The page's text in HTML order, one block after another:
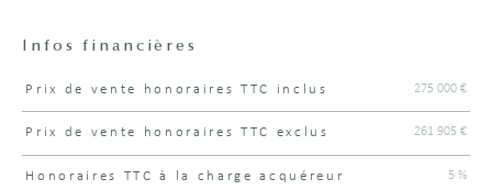
Infos financières
Caractéristiques Valeurs
Prix de vente honoraires TTC inclus 275 000 €
Prix de vente honoraires TTC exclus 261 905 €
Honoraires TTC à la charge acquéreur 5 %